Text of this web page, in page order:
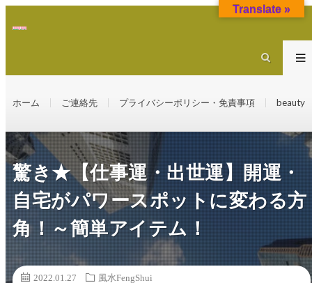
ホーム ご連絡先 プライバシーポリシー・免責事項 beauty
驚き★【仕事運・出世運】開運・
自宅がパワースポットに変わる方
角！～簡単アイテム！
2022.01.27
風水FengShui
Translate »